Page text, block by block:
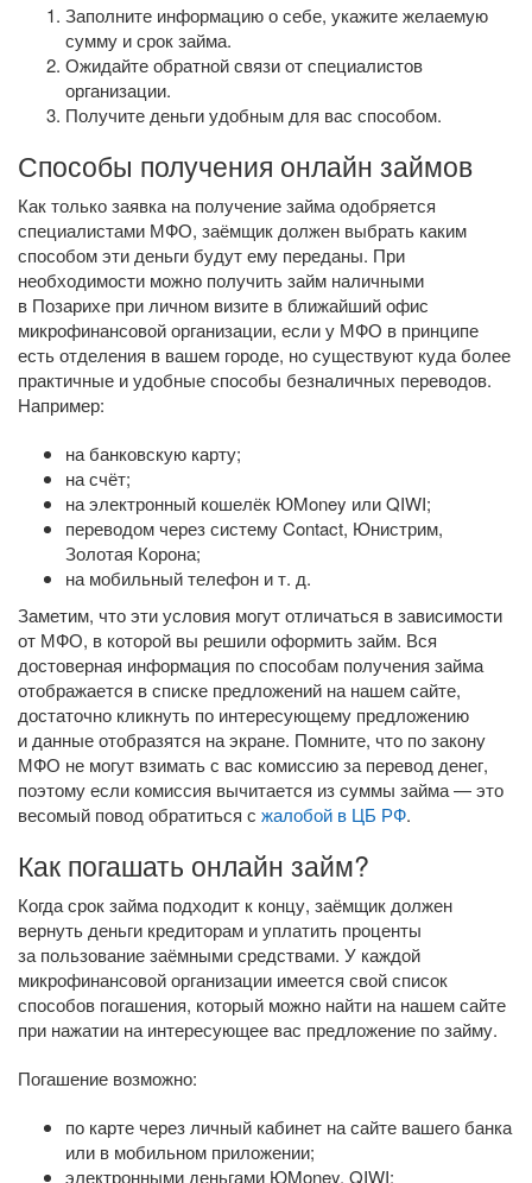
Заполните информацию о себе, укажите желаемую
сумму и срок займа.
Ожидайте обратной связи от специалистов
организации.
Получите деньги удобным для вас способом.
Способы получения онлайн займов
Как только заявка на получение займа одобряется
специалистами МФО, заёмщик должен выбрать каким
способом эти деньги будут ему переданы. При
необходимости можно получить займ наличными
в Позарихе при личном визите в ближайший офис
микрофинансовой организации, если у МФО в принципе
есть отделения в вашем городе, но существуют куда более
практичные и удобные способы безналичных переводов.
Например:
на банковскую карту;
на счёт;
на электронный кошелёк ЮMoney или QIWI;
переводом через систему Contact, Юнистрим,
Золотая Корона;
на мобильный телефон и т. д.
Заметим, что эти условия могут отличаться в зависимости
от МФО, в которой вы решили оформить займ. Вся
достоверная информация по способам получения займа
отображается в списке предложений на нашем сайте,
достаточно кликнуть по интересующему предложению
и данные отобразятся на экране. Помните, что по закону
МФО не могут взимать с вас комиссию за перевод денег,
поэтому если комиссия вычитается из суммы займа — это
весомый повод обратиться с жалобой в ЦБ РФ.
Как погашать онлайн займ?
Когда срок займа подходит к концу, заёмщик должен
вернуть деньги кредиторам и уплатить проценты
за пользование заёмными средствами. У каждой
микрофинансовой организации имеется свой список
способов погашения, который можно найти на нашем сайте
при нажатии на интересующее вас предложение по займу.
Погашение возможно:
по карте через личный кабинет на сайте вашего банка
или в мобильном приложении;
электронными деньгами ЮMoney, QIWI;